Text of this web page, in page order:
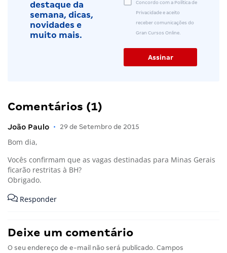
destaque da
semana, dicas,
novidades e
muito mais.
Concordo com a Política de
Privacidade e aceito
receber comunicações do
Gran Cursos Online.
Comentários (1)
João Paulo • 29 de Setembro de 2015
Bom dia,
Vocês confirmam que as vagas destinadas para Minas Gerais
ficarão restritas à BH?
Obrigado.
Responder
Deixe um comentário
O seu endereço de e-mail não será publicado. Campos